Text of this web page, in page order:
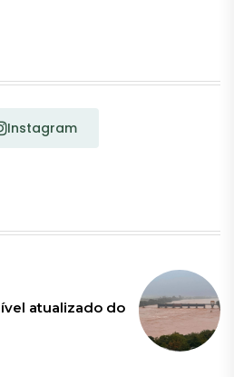
Instagram
atualizado do